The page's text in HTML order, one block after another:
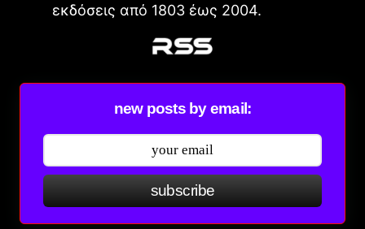
εκδόσεις από 1803 έως 2004.
new posts by email:
subscribe